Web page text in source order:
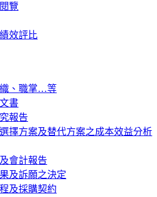
覽
效評比
、職掌…等
書
報告
擇方案及替代方案之成本效益分析
會計報告
及訴願之決定
及採購契約